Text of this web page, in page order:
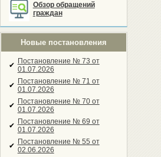
Обзор обращений
граждан
Новые постановления
✔ Постановление № 73 от
01.07.2026
✔ Постановление № 71 от
01.07.2026
✔ Постановление № 70 от
01.07.2026
✔ Постановление № 69 от
01.07.2026
✔ Постановление № 55 от
02.06.2026